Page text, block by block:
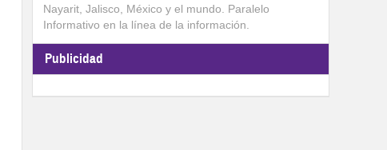
Nayarit, Jalisco, México y el mundo. Paralelo
Informativo en la línea de la información.
Publicidad